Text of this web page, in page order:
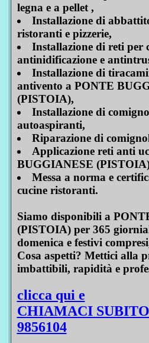
legna e a pellet ,
Installazione di
ristoranti e pizzerie,
Installazione di reti per
antinidificazione e
Installazione di
antivento a PONTE
(PISTOIA),
Installazione di
autoaspiranti,
Riparazione di
Applicazione reti anti
BUGGIANESE
Messa a norma e
cucine ristoranti.
Siamo disponibili a
(PISTOIA) per 365
domenica e festivi
Cosa aspetti? Mettici alla
imbattibili, rapidità e
clicca qui e
CHIAMACI
9856104